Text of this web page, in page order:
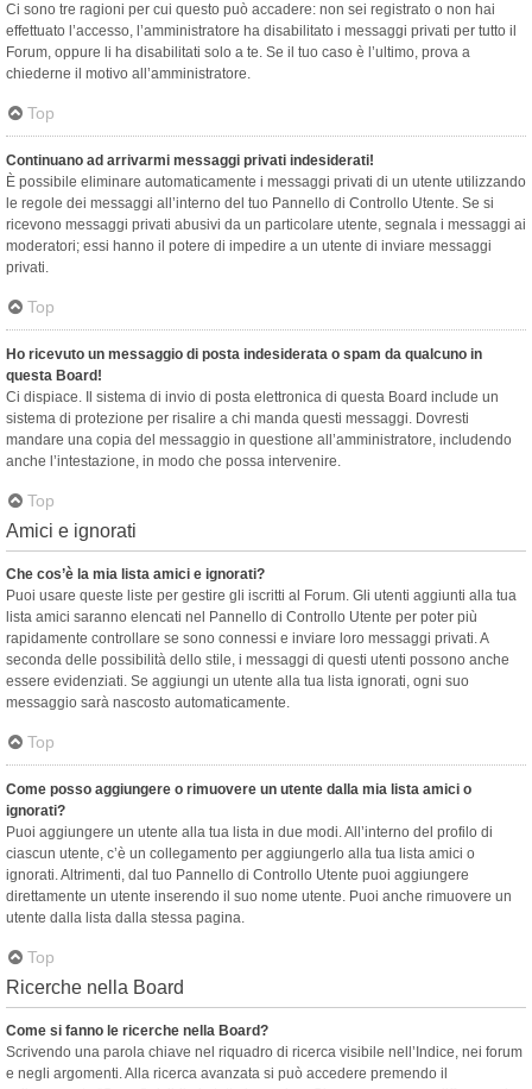
Ci sono tre ragioni per cui questo può accadere: non sei registrato o non hai
effettuato l’accesso, l’amministratore ha disabilitato i messaggi privati per tutto il
Forum, oppure li ha disabilitati solo a te. Se il tuo caso è l’ultimo, prova a
chiederne il motivo all’amministratore.
Top
Continuano ad arrivarmi messaggi privati indesiderati!
È possibile eliminare automaticamente i messaggi privati ​​di un utente utilizzando
le regole dei messaggi all’interno del tuo Pannello di Controllo Utente. Se si
ricevono messaggi privati ​​abusivi da un particolare utente, segnala i messaggi ai
moderatori; essi hanno il potere di impedire a un utente di inviare messaggi
privati​​.
Top
Ho ricevuto un messaggio di posta indesiderata o spam da qualcuno in
questa Board!
Ci dispiace. Il sistema di invio di posta elettronica di questa Board include un
sistema di protezione per risalire a chi manda questi messaggi. Dovresti
mandare una copia del messaggio in questione all’amministratore, includendo
anche l’intestazione, in modo che possa intervenire.
Top
Amici e ignorati
Che cos’è la mia lista amici e ignorati?
Puoi usare queste liste per gestire gli iscritti al Forum. Gli utenti aggiunti alla tua
lista amici saranno elencati nel Pannello di Controllo Utente per poter più
rapidamente controllare se sono connessi e inviare loro messaggi privati. A
seconda delle possibilità dello stile, i messaggi di questi utenti possono anche
essere evidenziati. Se aggiungi un utente alla tua lista ignorati, ogni suo
messaggio sarà nascosto automaticamente.
Top
Come posso aggiungere o rimuovere un utente dalla mia lista amici o
ignorati?
Puoi aggiungere un utente alla tua lista in due modi. All’interno del profilo di
ciascun utente, c’è un collegamento per aggiungerlo alla tua lista amici o
ignorati. Altrimenti, dal tuo Pannello di Controllo Utente puoi aggiungere
direttamente un utente inserendo il suo nome utente. Puoi anche rimuovere un
utente dalla lista dalla stessa pagina.
Top
Ricerche nella Board
Come si fanno le ricerche nella Board?
Scrivendo una parola chiave nel riquadro di ricerca visibile nell’Indice, nei forum
e negli argomenti. Alla ricerca avanzata si può accedere premendo il